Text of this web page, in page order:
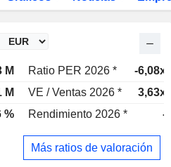
M Ratio PER 2026 *
-6,08x
M VE / Ventas 2026 *
3,63x
% Rendimiento 2026 * -
Más ratios de valoración